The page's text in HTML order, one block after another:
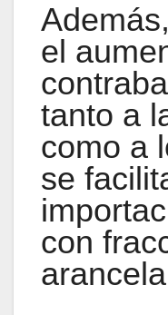
el
tanto a
como a
se
con